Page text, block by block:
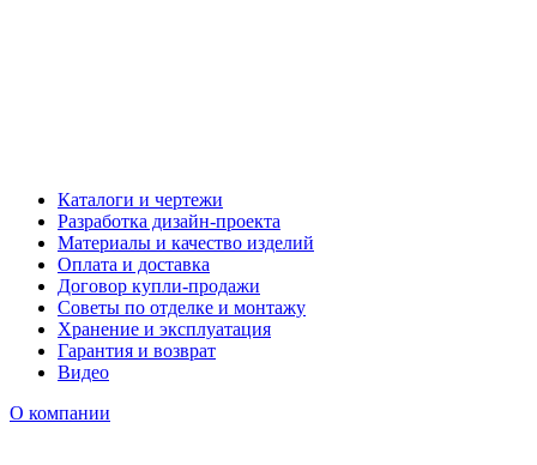
Каталоги и чертежи
Разработка дизайн-проекта
Материалы и качество изделий
Оплата и доставка
Договор купли-продажи
Советы по отделке и монтажу
Хранение и эксплуатация
Гарантия и возврат
Видео
О компании